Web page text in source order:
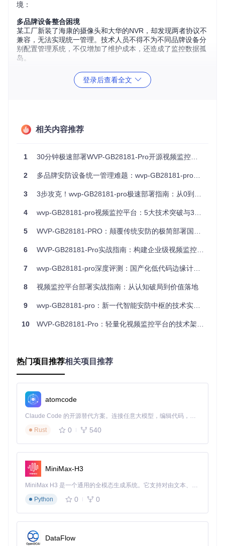
境：
多品牌设备整合困境
某工厂新装了海康的摄像头和大华的NVR，却发现两者协议不
兼容，无法实现统一管理。技术人员不得不为不同品牌设备分
别配置管理系统，不仅增加了维护成本，还造成了监控数据孤
岛。
系统扩展的性能瓶颈
连锁超市在全国门店部署监控时，随着设备数量从100路增加
某智慧园区项目需要实现总部对各分园区的统一监控，同时允
许分园区保留独立管理权限。传统系统要么无法实现分级权限
频监控平台，专为解决多品牌设备接入、大规模部署和多级管
标准化协议消除品牌壁垒
持从几十路到数千路的平滑升级
的统一管理与资源共享
该平台采用Java后端+Vue.js前端的技术架构，提供完整的设
园区、城市监控等多种场景。
台
步骤1：环境准备与依赖安装
确保服务器满足以下基本要求：
操作系统：Linux/CentOS/Ubuntu
Java环境：JDK 8及以上
内存：至少4GB（推荐8GB以上）
执行以下命令安装核心依赖：
sudo
步骤2：平台部署与基础配置
git clone
登录后查看全文
相关内容推荐
1 30分钟极速部署WVP-GB28181-Pro开源视频监控平台：全流程技术指南
2 多品牌安防设备统一管理难题：wvp-GB28181-pro的标准化解决方案与落地价值
3 3步攻克！wvp-GB28181-pro极速部署指南：从0到1构建专业视频监控系统
4 wvp-GB28181-pro视频监控平台：5大技术突破与3步落地指南
5 WVP-GB28181-PRO：颠覆传统安防的极简部署国标视频监控平台
6 WVP-GB28181-Pro实战指南：构建企业级视频监控系统的完整解决方案
7 wvp-GB28181-pro深度评测：国产化低代码边缘计算的视频监控解决方案
8 视频监控平台部署实战指南：从认知破局到价值落地
9 wvp-GB28181-pro：新一代智能安防中枢的技术实践与价值解析
10 WVP-GB28181-Pro：轻量化视频监控平台的技术架构与实战应用
热门项目推荐相关项目推荐
atomcode
Claude Code 的开源替代方案。连接任意大模型，编辑代码，运行命令，自动验证 — 全自动执行。用 Rust 构建，极致性能。 ｜ An open-source alternative to Claude Code. Connect any LLM, edit code, run commands, and verify changes — autonomously. Built in Rust for speed. Get Started
Rust
0 540
MiniMax-H3
MiniMax H3 是一个通用的全模态生成系统。它支持对由文本、图像、视频和音频组成的多模态上下文进行统一理解，并能生成分辨率高达 2K、时长可达 15 秒的带原生立体声音频的视频。得益于面向任务泛化的系统设计，H3 在预训练阶段就已具备广泛的多模态上下文理解与生成能力，能够出色地执行复杂的多模态指令。
Python
0 0
DataFlow